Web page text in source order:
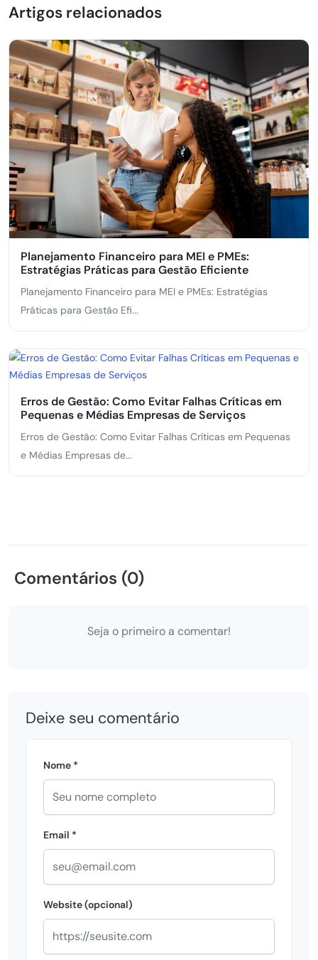
Artigos relacionados
Planejamento Financeiro para MEI e PMEs:
Estratégias Práticas para Gestão Eficiente
Planejamento Financeiro para MEI e PMEs: Estratégias
Práticas para Gestão Efi...
Erros de Gestão: Como Evitar Falhas Críticas em
Pequenas e Médias Empresas de Serviços
Erros de Gestão: Como Evitar Falhas Críticas em Pequenas
e Médias Empresas de...
Comentários (0)
Seja o primeiro a comentar!
Deixe seu comentário
Nome *
Email *
Website (opcional)